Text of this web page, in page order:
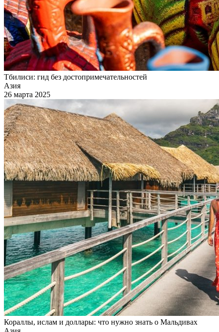
Тбилиси: гид без достопримечательностей
Азия
26 марта 2025
Кораллы, ислам и доллары: что нужно знать о Мальдивах